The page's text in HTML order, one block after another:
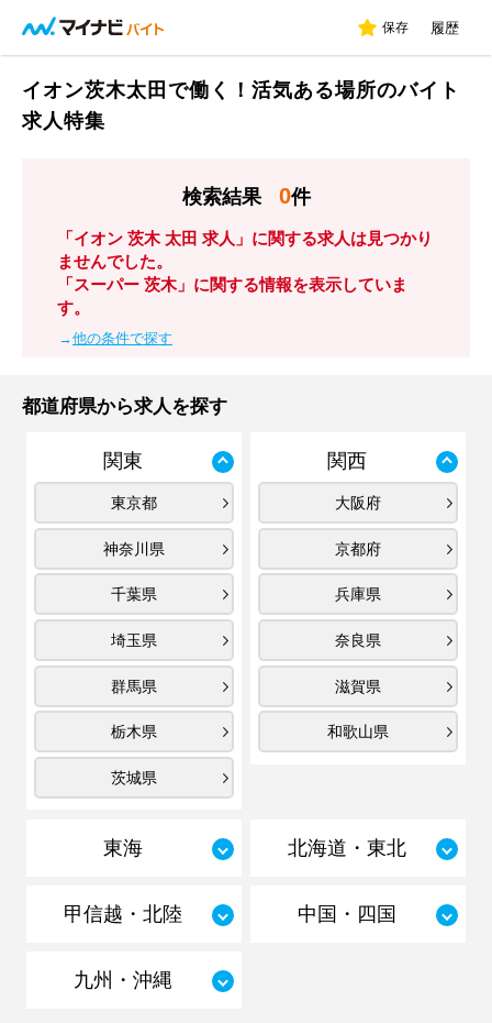
保存 履歴
イオン茨木太田で働く！活気ある場所のバイト
求人特集
検索結果 0件
「イオン 茨木 太田 求人」に関する求人は見つかり
ませんでした。
「スーパー 茨木」に関する情報を表示していま
す。
→他の条件で探す
都道府県から求人を探す
関東
東京都
神奈川県
千葉県
埼玉県
群馬県
栃木県
茨城県
関西
大阪府
京都府
兵庫県
奈良県
滋賀県
和歌山県
東海 北海道・東北
甲信越・北陸 中国・四国
九州・沖縄